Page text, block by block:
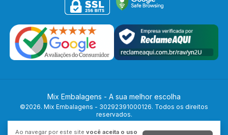
Ao navegar por este site você aceita o uso
Mix Embalagens - A sua melhor escolha
©2026. Mix Embalagens - 30292391000126. Todos os direitos
reservados.